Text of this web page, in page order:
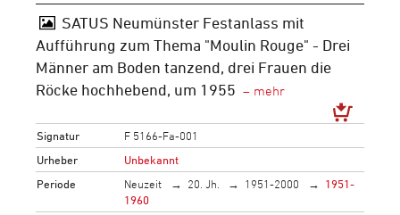
SATUS Neumünster Festanlass mit
Aufführung zum Thema "Moulin Rouge" - Drei
Männer am Boden tanzend, drei Frauen die
Röcke hochhebend, um 1955
Signatur
F 5166-Fa-001
Urheber
Unbekannt
Periode
Neuzeit 20. Jh. 1951-2000
1951-
1960